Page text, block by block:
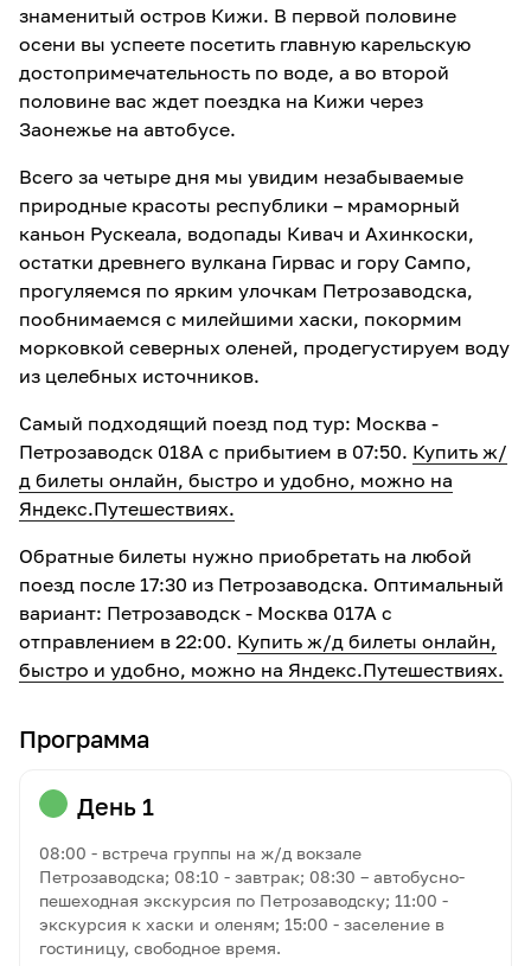
знаменитый остров Кижи. В первой половине
осени вы успеете посетить главную карельскую
достопримечательность по воде, а во второй
половине вас ждет поездка на Кижи через
Заонежье на автобусе.
Всего за четыре дня мы увидим незабываемые
природные красоты республики – мраморный
каньон Рускеала, водопады Кивач и Ахинкоски,
остатки древнего вулкана Гирвас и гору Сампо,
прогуляемся по ярким улочкам Петрозаводска,
пообнимаемся с милейшими хаски, покормим
морковкой северных оленей, продегустируем воду
из целебных источников.
Самый подходящий поезд под тур: Москва -
Петрозаводск 018А с прибытием в 07:50. Купить ж/
д билеты онлайн, быстро и удобно, можно на
Яндекс.Путешествиях.
Обратные билеты нужно приобретать на любой
поезд после 17:30 из Петрозаводска. Оптимальный
вариант: Петрозаводск - Москва 017А с
отправлением в 22:00. Купить ж/д билеты онлайн,
быстро и удобно, можно на Яндекс.Путешествиях.
Программа
День 1
08:00 - встреча группы на ж/д вокзале
Петрозаводска; 08:10 - завтрак; 08:30 – автобусно-
пешеходная экскурсия по Петрозаводску; 11:00 -
экскурсия к хаски и оленям; 15:00 - заселение в
гостиницу, свободное время.